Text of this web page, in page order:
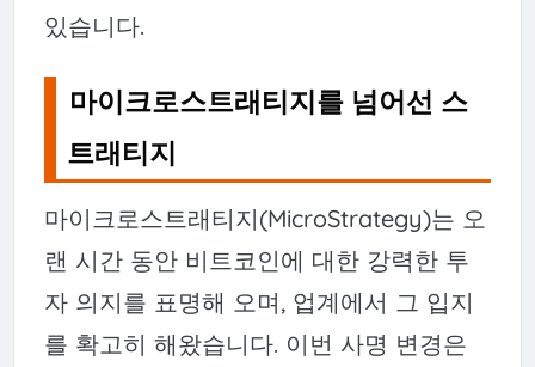
있습니다.
마이크로스트래티지를 넘어선 스
트래티지
마이크로스트래티지(MicroStrategy)는 오
랜 시간 동안 비트코인에 대한 강력한 투
자 의지를 표명해 오며, 업계에서 그 입지
를 확고히 해왔습니다. 이번 사명 변경은